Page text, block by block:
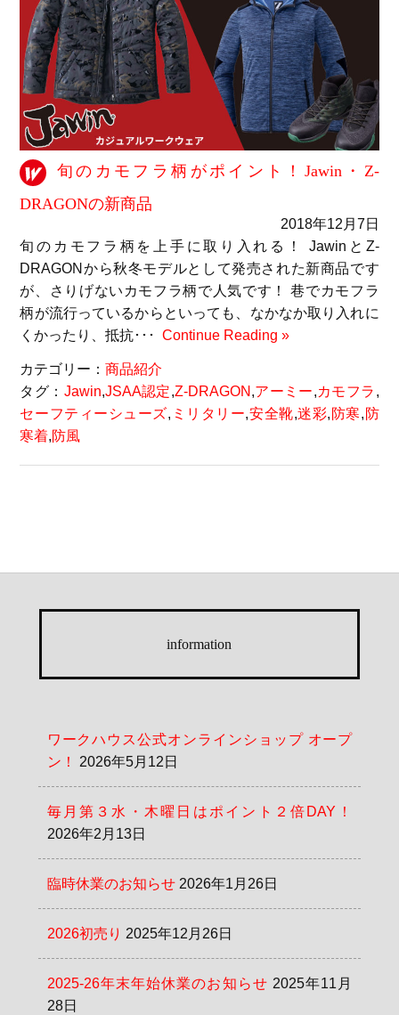
旬のカモフラ柄がポイント！Jawin・Z-
DRAGONの新商品
2018年12月7日
旬のカモフラ柄を上手に取り入れる！ JawinとZ-
DRAGONから秋冬モデルとして発売された新商品です
が、さりげないカモフラ柄で人気です！ 巷でカモフラ
柄が流行っているからといっても、なかなか取り入れに
くかったり、抵抗･･･
Continue Reading »
カテゴリー：商品紹介
タグ： Jawin,JSAA認定,Z-DRAGON ,アーミー,カモフラ ,
セーフティーシューズ, ミリタリー,安全靴,迷彩, 防寒, 防
寒着,防風
information
ワークハウス公式オンラインショップ オープ
ン！
2026年5月12日
毎月第３水・木曜日はポイント２倍DAY！
2026年2月13日
臨時休業のお知らせ 2026年1月26日
2026初売り 2025年12月26日
2025-26年末年始休業のお知らせ 2025年11月
28日